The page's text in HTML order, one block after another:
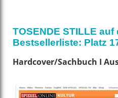
TOSENDE STILLE auf
Bestsellerliste: Platz
Hardcover/Sachbuch I